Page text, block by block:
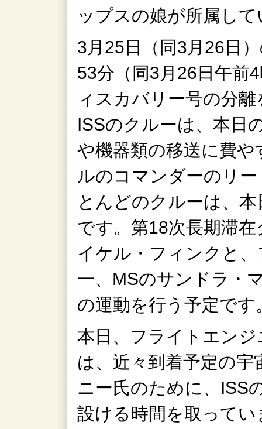
ップスの娘が所属し
3月25日（同3月26日
53分（同3月26日午前
ィスカバリー号の分
ISSのクルーは、本日
や機器類の移送に費
ルのコマンダーのリ
とんどのクルーは、
です。第18次長期滞
イケル・フィンクと
一、MSのサンドラ・
の運動を行う予定です
本日、フライトエン
は、近々到着予定の
ニー氏のために、ISS
設ける時間を取って